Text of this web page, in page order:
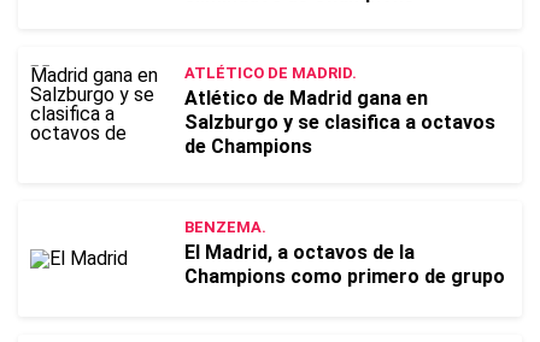
ATLÉTICO DE MADRID.
Atlético de Madrid gana en
Salzburgo y se clasifica a octavos
de Champions
BENZEMA.
El Madrid, a octavos de la
Champions como primero de grupo